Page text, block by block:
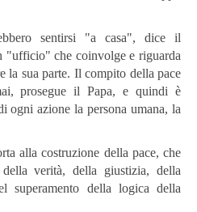
sentirsi "a casa", dice il
"ufficio" che coinvolge e riguarda
la sua parte. Il compito della pace
prosegue il Papa, e quindi è
ogni azione la persona umana, la
alla costruzione della pace, che
verità, della giustizia, della
superamento della logica della